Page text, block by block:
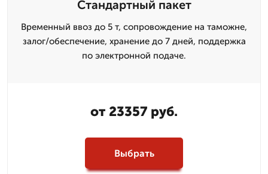
Стандартный пакет
Временный ввоз до 5 т, сопровождение на таможне,
залог/обеспечение, хранение до 7 дней, поддержка
по электронной подаче.
от 23357 руб.
Выбрать